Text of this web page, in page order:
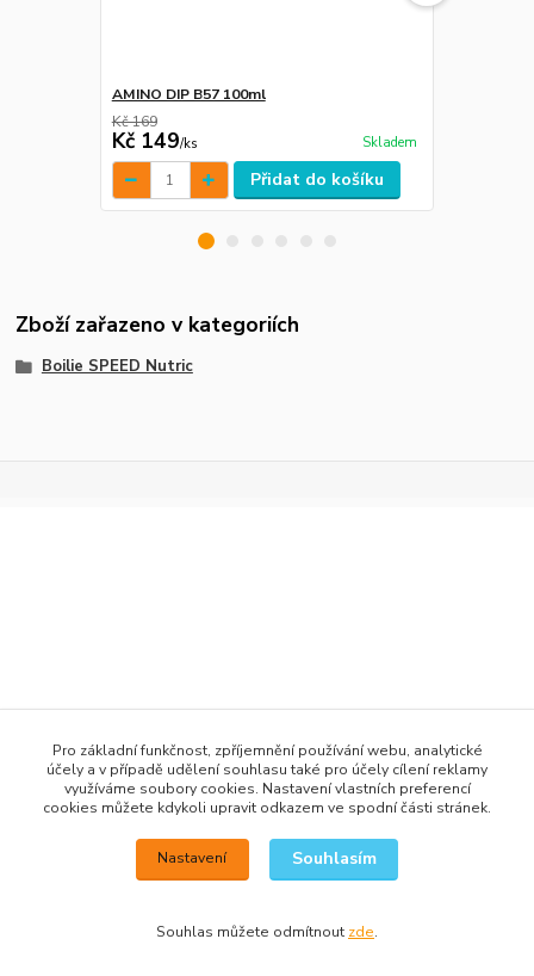
AMINO DIP B57 100ml
Kč 169
Kč 149/ks Skladem
Přidat do košíku
Zboží zařazeno v kategoriích
Boilie SPEED Nutric
info@h2obaits.cz
Pro základní funkčnost, zpříjemnění používání webu, analytické
účely a v případě udělení souhlasu také pro účely cílení reklamy
využíváme soubory cookies. Nastavení vlastních preferencí
cookies můžete kdykoli upravit odkazem ve spodní části stránek.
Nastavení Souhlasím
Souhlas můžete odmítnout zde.